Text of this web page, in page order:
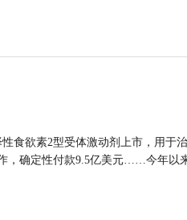
食欲素2型受体激动剂上市，用于
，确定性付款9.5亿美元……今年以